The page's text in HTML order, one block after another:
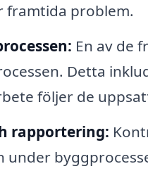
framtida problem.
En av de
Detta
följer de
rapportering:
under